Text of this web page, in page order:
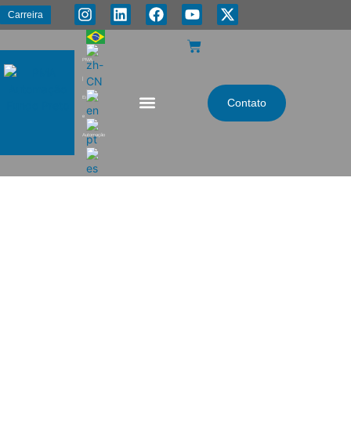
Carreira
PMA
|
Energia
e
Automação
Contato